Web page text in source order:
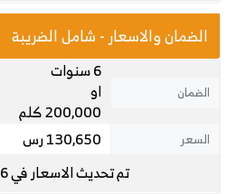
الضمان والاسعار - شامل الضريبة
الضمان
6 سنوات
او
200,000 كلم
السعر
130,650 رس
تم تحديث الاسعار في 06 يوليو, 2026